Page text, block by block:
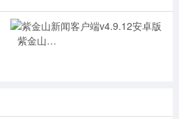
紫金山新闻客户端v4.9.12安卓版